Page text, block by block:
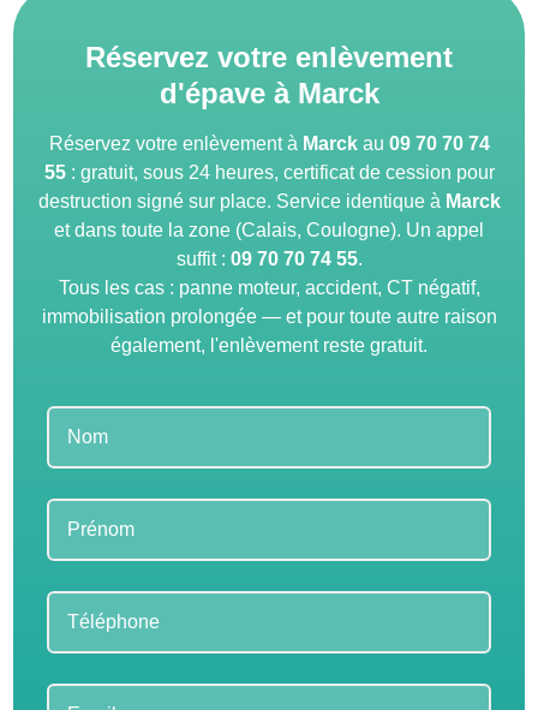
Réservez votre enlèvement
d'épave à Marck
Réservez votre enlèvement à Marckau 09 70 70 74
55: gratuit, sous 24 heures, certificat de cession pour
destruction signé sur place. Service identique à Marck
et dans toute la zone (Calais, Coulogne). Un appel
suffit : 09 70 70 74 55.
Tous les cas : panne moteur, accident, CT négatif,
immobilisation prolongée — et pour toute autre raison
également, l'enlèvement reste gratuit.
Leave
this
field